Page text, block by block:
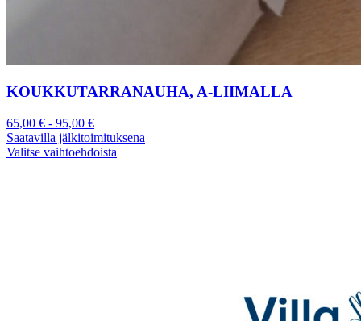
KOUKKUTARRANAUHA, A-LIIMALLA
65,00 € - 95,00 €
Saatavilla jälkitoimituksena
Valitse vaihtoehdoista